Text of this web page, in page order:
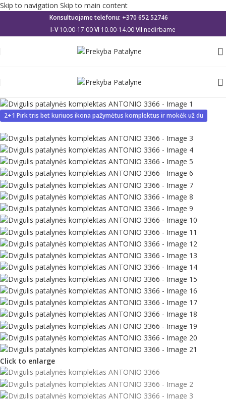
Skip to navigation Skip to main content
Konsultuojame telefonu: +370 652 52746
I-V10.00-17.00VI 10.00-14.00VII nedirbame
2+1 Pirk tris bet kuriuos ikona pažymėtus komplektus ir mokėk už du
Click to enlarge